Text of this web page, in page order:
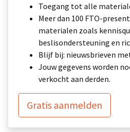
Toegang tot alle
Meer dan 100 FTO-
materialen zoals
beslisondersteuning en
Blijf bij: nieuwsbrieven
Jouw gegevens worden
verkocht aan derden.
Gratis aanmelden